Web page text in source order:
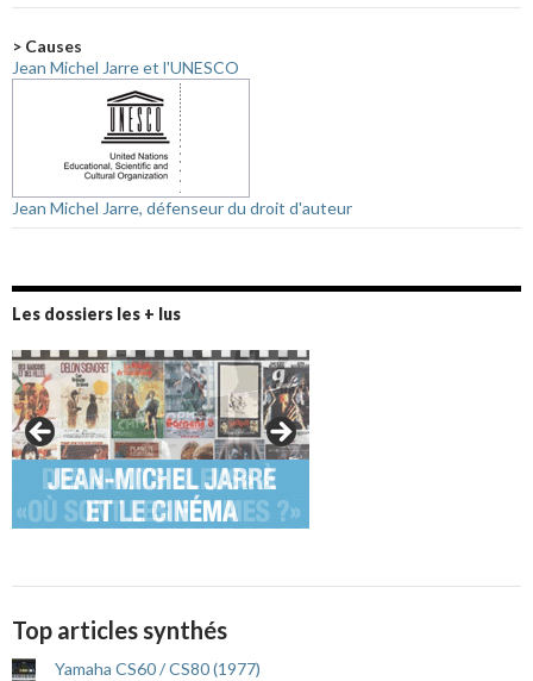
> Causes
Jean Michel Jarre et l'UNESCO
Jean Michel Jarre, défenseur du droit d'auteur
Les dossiers les + lus
Top articles synthés
Yamaha CS60 / CS80 (1977)